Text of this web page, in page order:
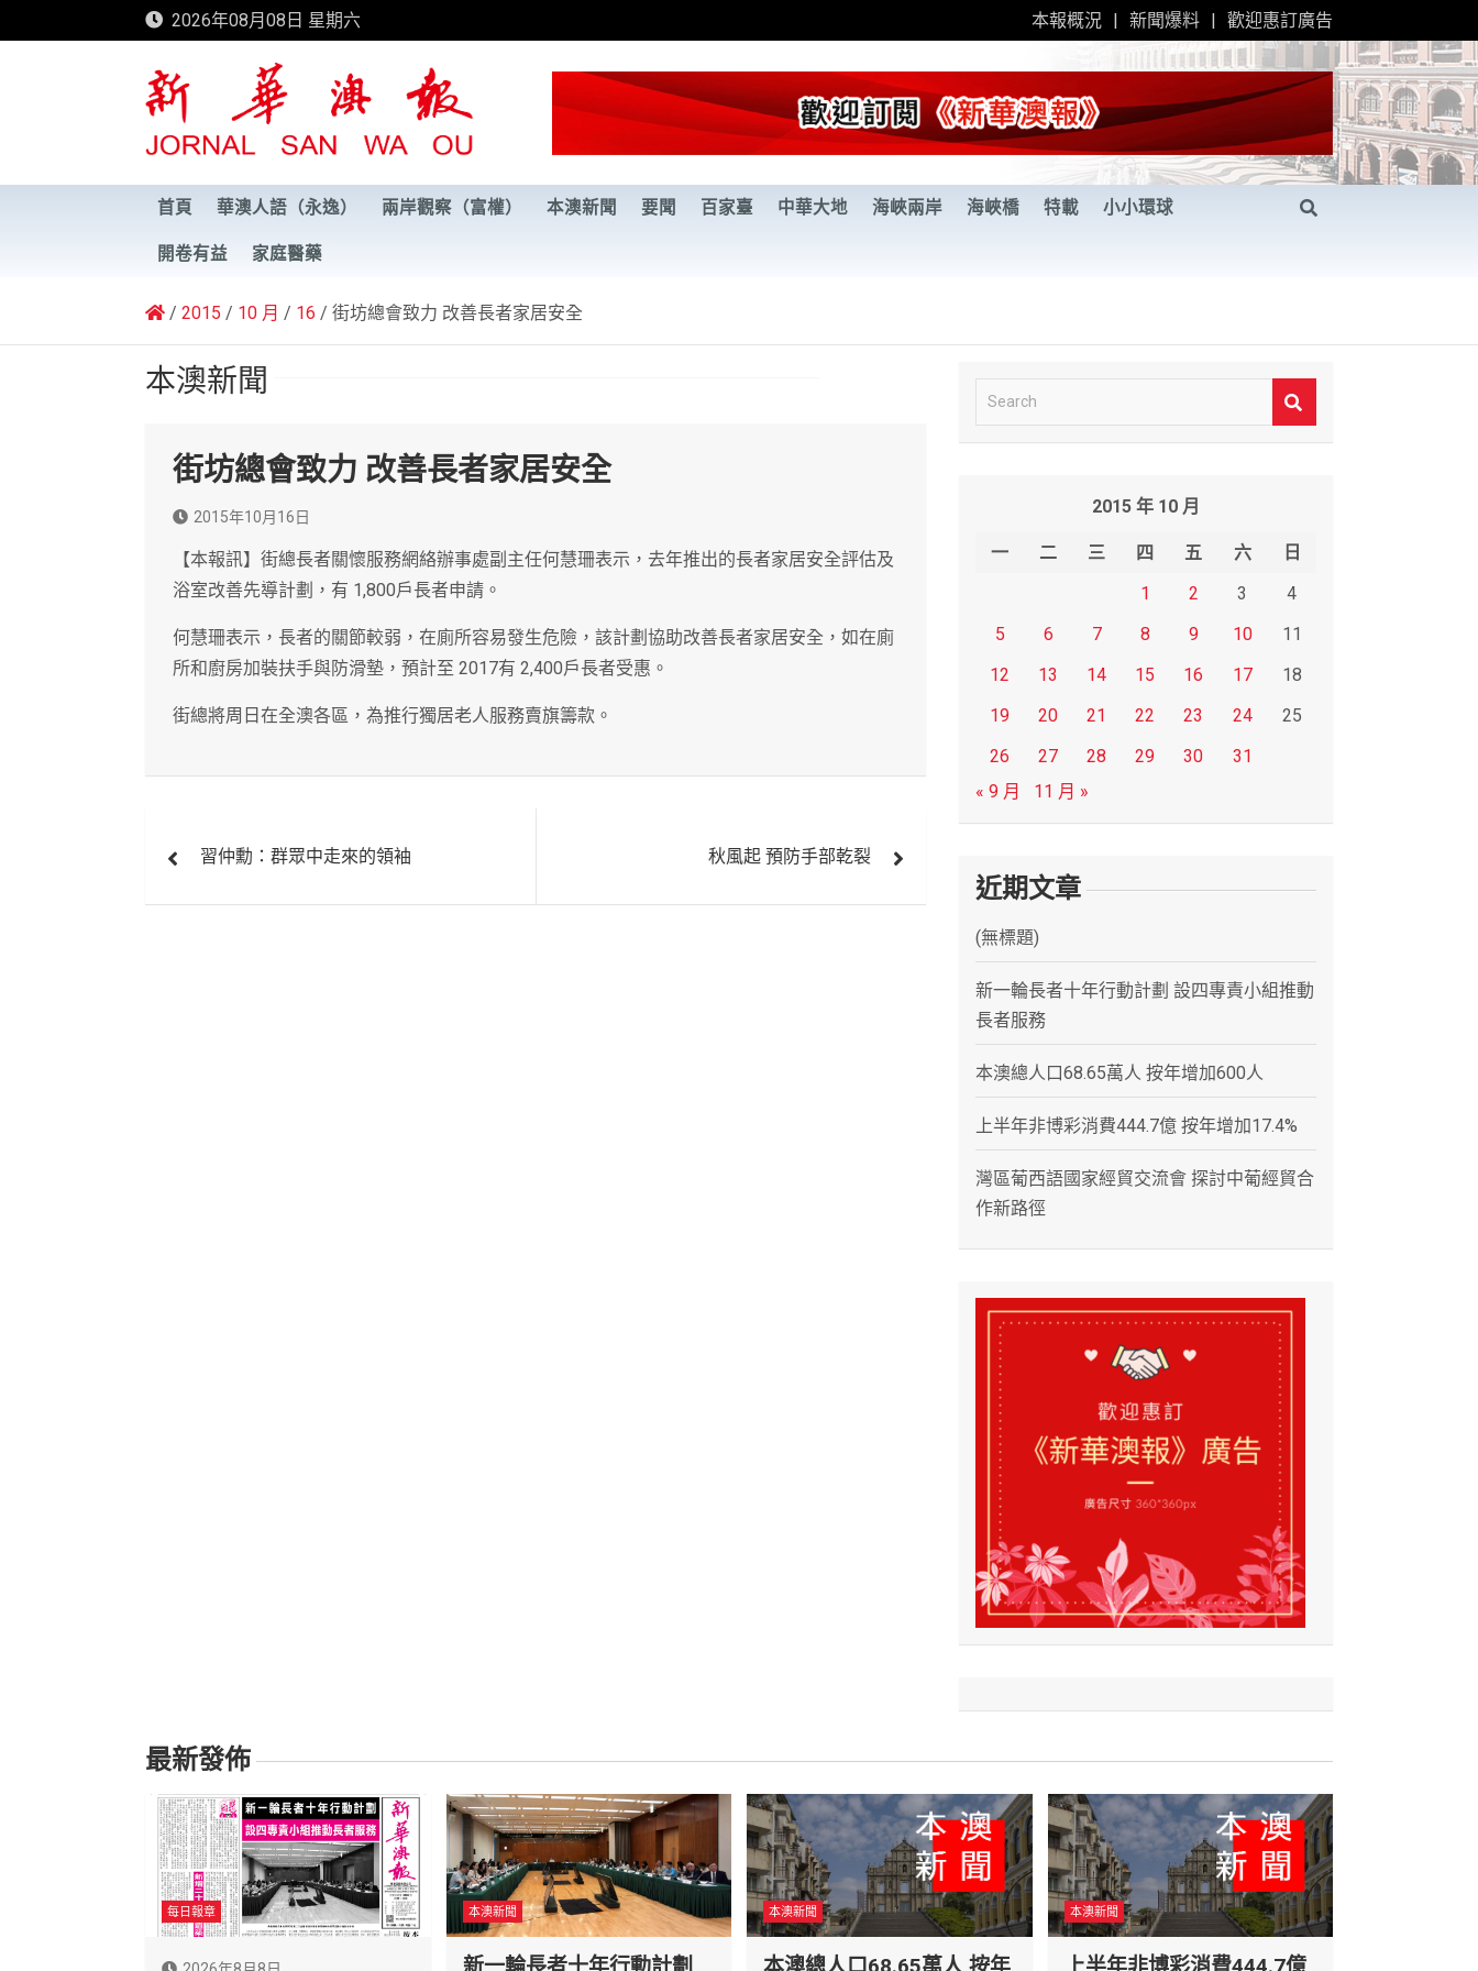
to
2026年08月08日 星期六 本報概況 新聞爆料 歡迎惠訂廣告
新華澳報
首頁 華澳人語（永逸） 兩岸觀察（富權） 本澳新聞 要聞 百家臺 中華大地 海峽兩岸 海峽橋 特載 小小環球
開卷有益 家庭醫藥
2015 10 月 16 街坊總會致力 改善長者家居安全
本澳新聞
街坊總會致力 改善長者家居安全
2015年10月16日
【本報訊】街總長者關懷服務網絡辦事處副主任何慧珊表示，去年推出的長者家居安全評估及
浴室改善先導計劃，有 1,800戶長者申請。
何慧珊表示，長者的關節較弱，在廁所容易發生危險，該計劃協助改善長者家居安全，如在廁
所和廚房加裝扶手與防滑墊，預計至 2017有 2,400戶長者受惠。
街總將周日在全澳各區，為推行獨居老人服務賣旗籌款。
章
習仲勳：群眾中走來的領袖 秋風起 預防手部乾裂
e
2015 年 10 月
一 二 三 四 五 六
日
1
2 3
4
5
6 7 8 9 10
11
12
13 14 15 16 17
18
19
20 21 22 23 24
25
26
27 28 29 30
31
« 9 月
11 月 »
近期文章
(無標題)
新一輪長者十年行動計劃 設四專責小組推動
長者服務
本澳總人口68.65萬人 按年增加600人
上半年非博彩消費444.7億 按年增加17.4%
灣區葡西語國家經貿交流會 探討中葡經貿合
作新路徑
最新發佈
每日報章 本澳新聞 本澳新聞 本澳新聞